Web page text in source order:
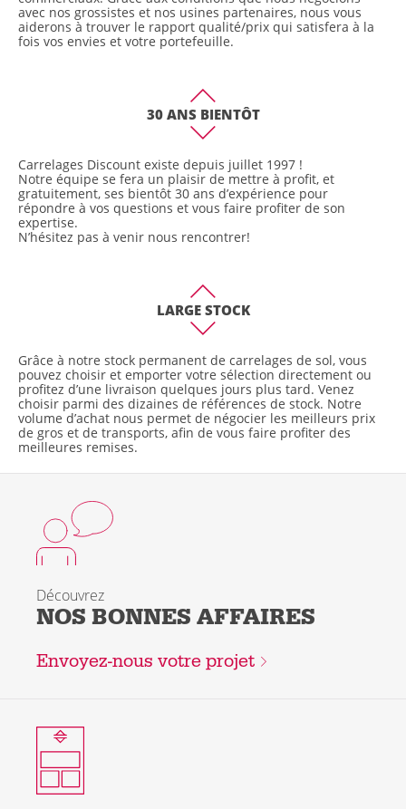
avec nos grossistes et nos usines partenaires, nous vous
aiderons à trouver le rapport qualité/prix qui satisfera à la
fois vos envies et votre portefeuille.
30 ANS BIENTÔT
Carrelages Discount existe depuis juillet 1997 !
Notre équipe se fera un plaisir de mettre à profit, et
gratuitement, ses bientôt 30 ans d’expérience pour
répondre à vos questions et vous faire profiter de son
expertise.
N’hésitez pas à venir nous rencontrer!
LARGE STOCK
Grâce à notre stock permanent de carrelages de sol, vous
pouvez choisir et emporter votre sélection directement ou
profitez d’une livraison quelques jours plus tard. Venez
choisir parmi des dizaines de références de stock. Notre
volume d’achat nous permet de négocier les meilleurs prix
de gros et de transports, afin de vous faire profiter des
meilleures remises.
Découvrez
NOS BONNES AFFAIRES
Envoyez-nous votre projet
Le nouveau catalogue arrivera bientôt